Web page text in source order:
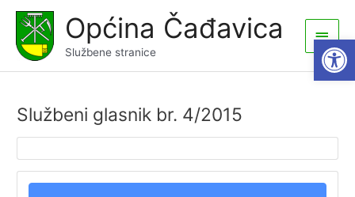
content
Općina Čađavica
Službene stranice
Main
Menu
Službeni glasnik br. 4/2015